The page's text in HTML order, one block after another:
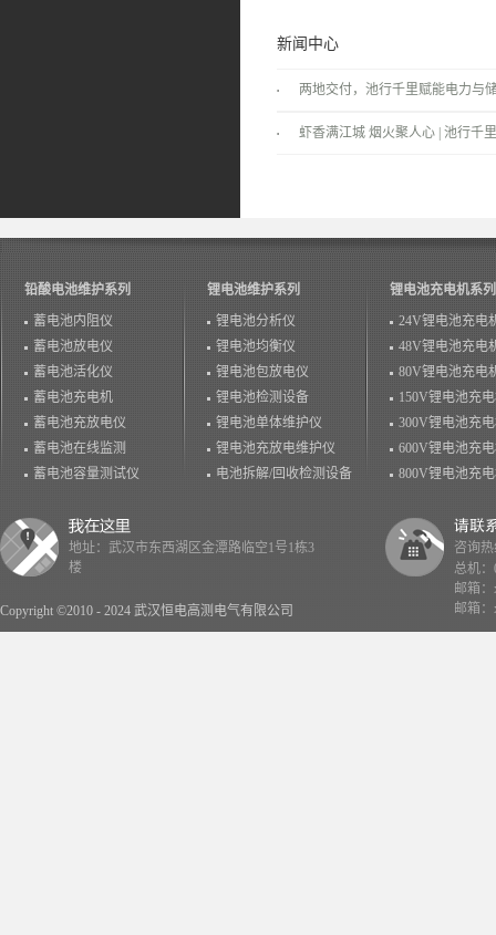
新闻中心
两地交付，池行千里赋能电力与
景！
虾香满江城 烟火聚人心 | 池行千
铅酸电池维护系列
蓄电池内阻仪
蓄电池放电仪
蓄电池活化仪
蓄电池充电机
蓄电池充放电仪
蓄电池在线监测
蓄电池容量测试仪
锂电池维护系列
锂电池分析仪
锂电池均衡仪
锂电池包放电仪
锂电池检测设备
锂电池单体维护仪
锂电池充放电维护仪
电池拆解/回收检测设备
锂电池充电机系列
24V锂电池充电
48V锂电池充电
80V锂电池充电
150V锂电池充
300V锂电池充
600V锂电池充
800V锂电池充
Copyright ©2010 - 2024 武汉恒电高测电气有限公司
地址：武汉市东西湖区金潭路临空1号1栋3
楼
咨询热
总机：
邮箱
邮箱